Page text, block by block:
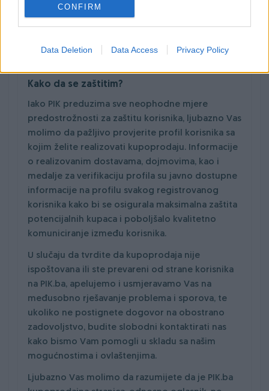
CONFIRM
Data Deletion Data Access Privacy Policy
kupca - dovoljno je da ustupite Vaš broj
Kako da se zaštitim?
Iako PIK preduzima sve neophodne mjere
predostrožnosti za zaštitu korisnika, ljubazno Vas
molimo da pažljivo provjerite profil korisnika sa
kojim želite realizovati kupoprodaju. Informacije
o realizovanim dostavama, dojmovima, kao i
medalje za verifikaciju profila su javno dostupne
informacije na profilu svakog registrovanog
korisnika kako bi se osigurala maksimalna zaštita
potencijalnih kupaca i poboljšalo kvalitetno
komuniciranje između korisnika.
U slučaju da tvrdite da kupoprodaja nije
ispoštovana ili ste prevareni od strane korisnika
na PIK.ba, apelujemo i usmjeravamo Vas na
međusobno rješavanje problema i sporova, te
ukoliko ne postignete dogovor na obostrano
zadovoljstvo, budite slobodni kontaktirati nas
kako bismo Vam pomogli u skladu sa našim
mogućnostima i ovlaštenjima.
Ljubazno Vas molimo da razumijete da je PIK.ba